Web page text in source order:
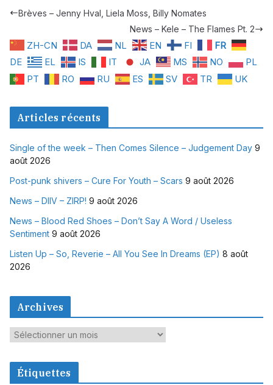
Brèves – Jenny Hval, Liela Moss, Billy Nomates
News – Kele – The Flames Pt. 2
ZH-CN DA NL EN FI
FR
DE
EL IS IT JA MS NO
PL
PT
RO RU ES SV TR UK
Articles récents
Single of the week – Then Comes Silence – Judgement Day 9
août 2026
Post-punk shivers – Cure For Youth – Scars 9 août 2026
News – DIIV – ZIRP! 9 août 2026
News – Blood Red Shoes – Don’t Say A Word / Useless
Sentiment 9 août 2026
Listen Up – So, Reverie – All You See In Dreams (EP) 8 août
2026
Archives
A
c
Étiquettes